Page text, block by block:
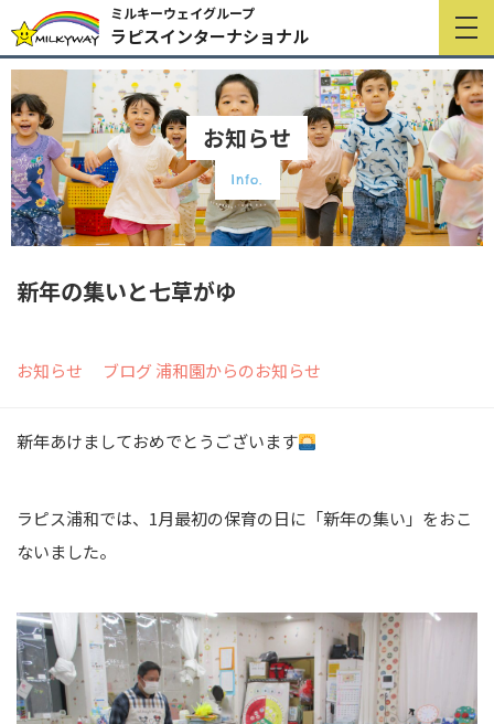
ミルキーウェイグループ
ラピスインターナショナル
お知らせ
Info.
新年の集いと七草がゆ
お知らせ ブログ 浦和園からのお知らせ
新年あけましておめでとうございます
ラピス浦和では、1月最初の保育の日に「新年の集い」をおこ
ないました。